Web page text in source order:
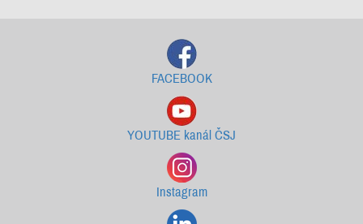
FACEBOOK
YOUTUBE kanál ČSJ
Instagram